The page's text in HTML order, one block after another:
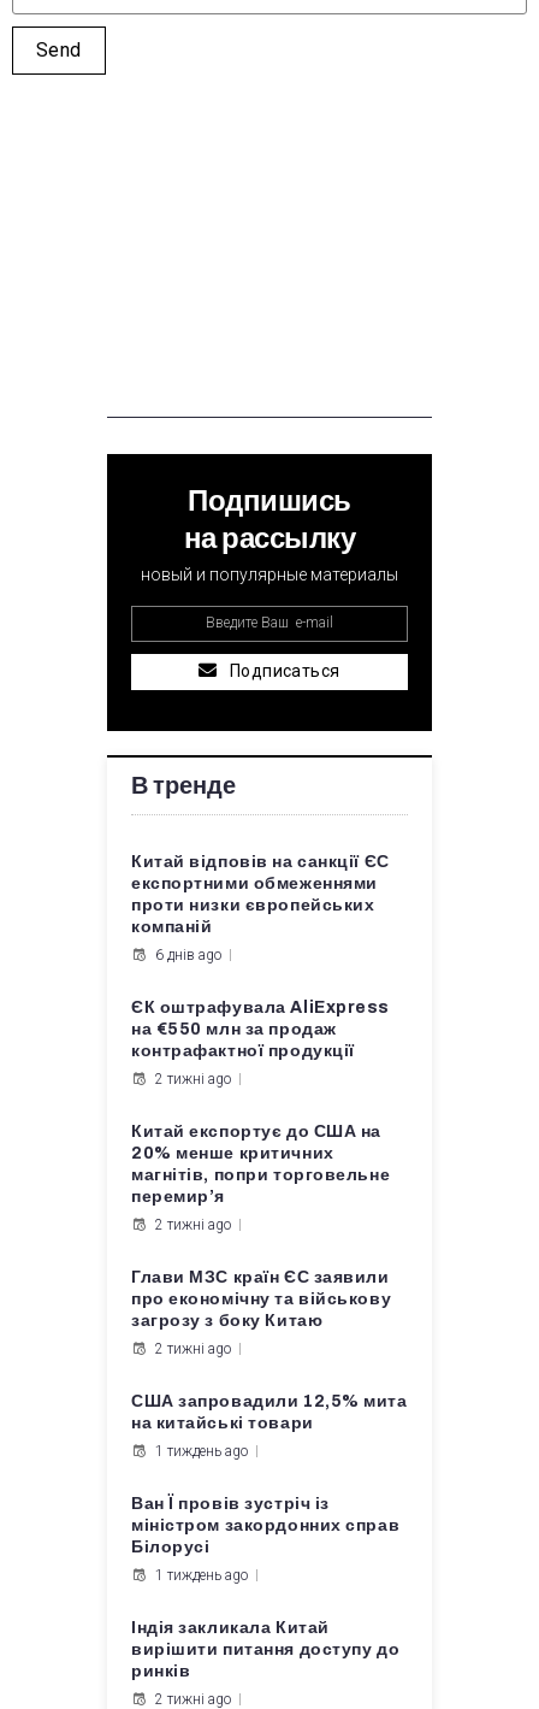
Подпишись
на рассылку
новый и популярные материалы
Подписаться
В тренде
Китай відповів на санкції ЄС
експортними обмеженнями
проти низки європейських
компаній
6 днів ago
ЄК оштрафувала AliExpress
на €550 млн за продаж
контрафактної продукції
2 тижні ago
Китай експортує до США на
20% менше критичних
магнітів, попри торговельне
перемир’я
2 тижні ago
Глави МЗС країн ЄС заявили
про економічну та військову
загрозу з боку Китаю
2 тижні ago
США запровадили 12,5% мита
на китайські товари
1 тиждень ago
Ван Ї провів зустріч із
міністром закордонних справ
Білорусі
1 тиждень ago
Індія закликала Китай
вирішити питання доступу до
ринків
2 тижні ago